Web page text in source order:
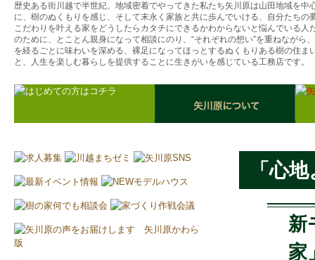
歴史ある街川越で半世紀、地域密着でやってきた私たち矢川原は山田地域を中
に、樹のぬくもりを感じ、そして末永く家族と共に歩んでいける、自分たちの
こだわりを叶える家をどうしたらカタチにできるかわからないと悩んでいる人
のために、とことん親身になって相談にのり、“それぞれの想い”を重ねながら
を経るごとに味わいを深める、裸足になってほっとするぬくもりある樹の住ま
と、人生を楽しむ暮らしを提供することに生きがいを感じている工務店です。
「心
新
家